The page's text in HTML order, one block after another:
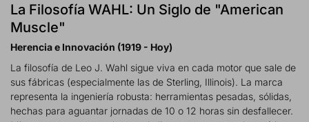
La Filosofía WAHL: Un Siglo de "American
Muscle"
Herencia e Innovación (1919 - Hoy)
La filosofía de Leo J. Wahl sigue viva en cada motor que sale de
sus fábricas (especialmente las de Sterling, Illinois). La marca
representa la ingeniería robusta: herramientas pesadas, sólidas,
hechas para aguantar jornadas de 10 o 12 horas sin desfallecer.